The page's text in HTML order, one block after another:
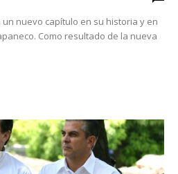
un nuevo capítulo en su historia y en
de la nueva